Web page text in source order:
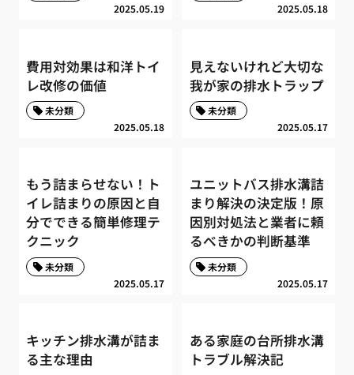
2025.05.19 2025.05.18
費用対効果は和洋トイ
レ改修の価値
2025.05.18
未分類
見えないけれど大切な
我が家の排水トラップ
2025.05.17
未分類
もう詰まらせない！ト
イレ詰まりの原因と自
分でできる簡単修理テ
クニック
2025.05.17
未分類
ユニットバス排水溝詰
まり解決の決定版！原
因別対処法と業者に頼
るべきかの判断基準
2025.05.17
未分類
キッチン排水溝が詰ま
る主な理由
ある家庭の台所排水溝
トラブル解決記